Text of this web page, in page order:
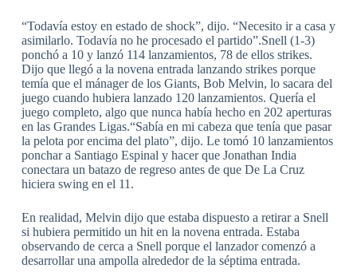
“Todavía estoy en estado de shock”, dijo. “Necesito ir a casa y
asimilarlo. Todavía no he procesado el partido”.Snell (1-3)
ponchó a 10 y lanzó 114 lanzamientos, 78 de ellos strikes.
Dijo que llegó a la novena entrada lanzando strikes porque
temía que el mánager de los Giants, Bob Melvin, lo sacara del
juego cuando hubiera lanzado 120 lanzamientos. Quería el
juego completo, algo que nunca había hecho en 202 aperturas
en las Grandes Ligas.“Sabía en mi cabeza que tenía que pasar
la pelota por encima del plato”, dijo. Le tomó 10 lanzamientos
ponchar a Santiago Espinal y hacer que Jonathan India
conectara un batazo de regreso antes de que De La Cruz
hiciera swing en el 11.
En realidad, Melvin dijo que estaba dispuesto a retirar a Snell
si hubiera permitido un hit en la novena entrada. Estaba
observando de cerca a Snell porque el lanzador comenzó a
desarrollar una ampolla alrededor de la séptima entrada.